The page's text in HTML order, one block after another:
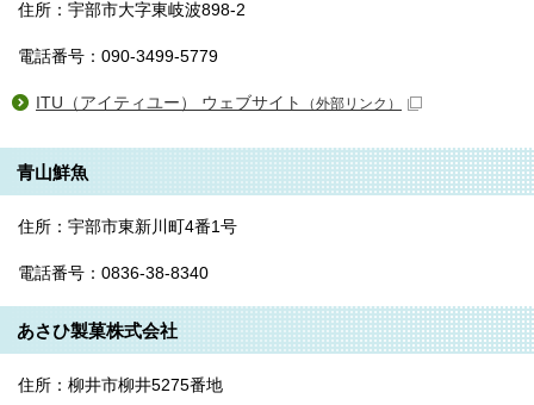
住所：宇部市大字東岐波898-2
電話番号：090-3499-5779
ITU（アイティユー） ウェブサイト （外部リンク）
青山鮮魚
住所：宇部市東新川町4番1号
電話番号：0836-38-8340
あさひ製菓株式会社
住所：柳井市柳井5275番地